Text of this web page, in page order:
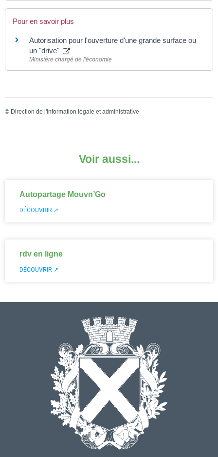
Pour en savoir plus
Autorisation pour l'ouverture d'une grande surface ou
un "drive"
Ministère chargé de l'économie
© Direction de l'information légale et administrative
Voir aussi...
Autopartage Mouvn’Go
DÉCOUVRIR ↗
rdv en ligne
DÉCOUVRIR ↗